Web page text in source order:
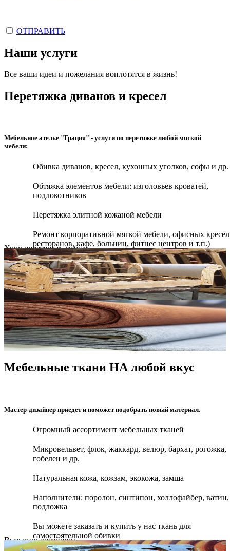
ОТПРАВИТЬ
Наши услуги
Все ваши идеи и пожелания воплотятся в жизнь!
Перетяжка диванов и кресел
Мебельное ателье "Грация" - услуги по перетяжке любой мягкой
мебели:
Обивка диванов, кресел, кухонных уголков, софы и др.
Обтяжка элементов мебели: изголовьев кроватей,
подлокотников
Перетяжка элитной кожаной мебели
Ремонт корпоративной мягкой мебели, офисных
ресторанов, кафе, больниц, фитнес центров и т.п.)
Хочу перетянуть мебель
Мебельные ткани НА любой вкус
Мастер-дизайнер приедет и поможет подобрать новый материал.
Огромный ассортимент мебельных тканей
Микровельвет, флок, жаккард, велюр, бархат, рогожка,
гобелен и др.
Натуральная кожа, кожзам, экокожа, замша
Наполнители: поролон, синтипон, холлофайбер, ватин,
подложка
Вы можете заказать и купить у нас ткань для
самостоятельной обивки
Вызываю дизайнера